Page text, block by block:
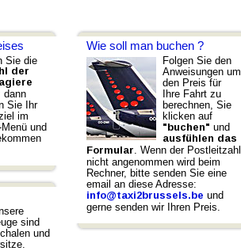
Sie die
der
dann
Sie Ihr
im
und
sind
und
Wie soll man buchen ?
Folgen Sie den
Anweisungen um
den Preis für
Ihre Fahrt zu
berechnen, Sie
klicken auf
"buchen" und
ausfühlen das
Formular . Wenn der Postleitzahl
nicht angenommen wird beim
Rechner, bitte senden Sie eine
email an diese Adresse:
info@taxi2brussels.be und
gerne senden wir Ihren Preis.